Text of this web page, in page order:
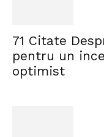
71 Citate
pentru un
optimist